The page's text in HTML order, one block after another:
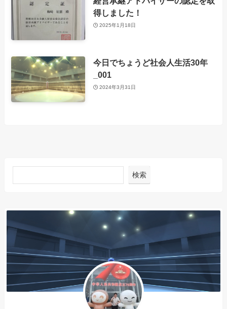
得しました！
2025年1月18日
今日でちょうど社会人生活30年
_001
2024年3月31日
検索